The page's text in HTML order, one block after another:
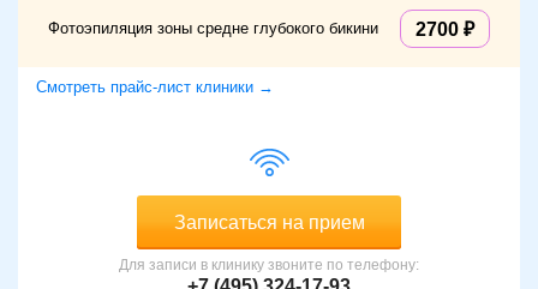
Фотоэпиляция зоны средне глубокого бикини 2700
Смотреть прайс-лист клиники →
Записаться на прием
Для записи в клинику звоните по телефону: